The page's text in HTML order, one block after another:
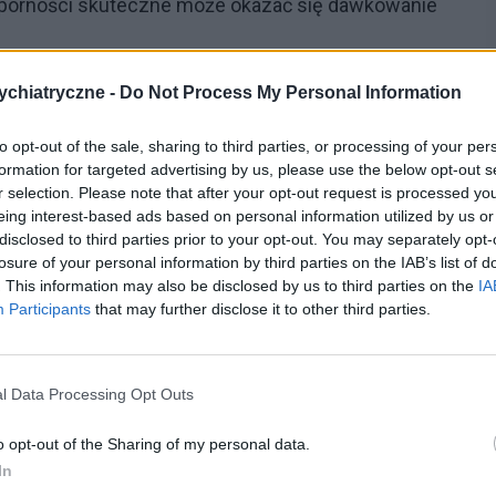
- Do Not Process My Personal Information
opt-out of the sale, sharing to third parties, or processing of your
for targeted advertising by us, please use the below opt-out
selection. Please note that after your opt-out request is processed
interest-based ads based on personal information utilized by us
to third parties prior to your opt-out. You may separately
of your personal information by third parties on the IAB’s list of
This information may also be disclosed by us to third parties on the
Participants that may further disclose it to other third parties.
Data Processing Opt Outs
opt-out of the Sharing of my personal data.
skuteczne może okazać się dawkowanie
był jako ostatni, w sytuacjach skrajnych, w
agranulocytozy (powikłań ze strony układu
na początku lat sześćdziesiątych, przez wiele
tym lekiem, aż do niedawna.
sześciu tysiącach pacjentów (6246) i ich rezultat
klozapinaniepotrzebnie była podawana z tak
w trakcie przyjmowania leku bezwzględnie
krwi ze szczególnym uwzględnieniem
biorąc pod uwagę ogólne korzyści wynikające z
się raczej brać pod uwagę czynniki
standardów.